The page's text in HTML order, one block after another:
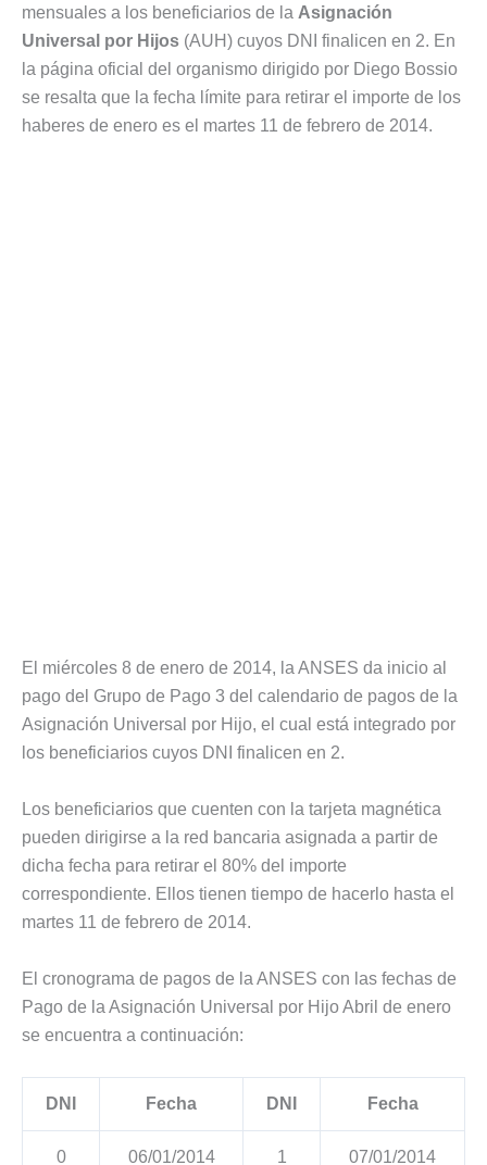
mensuales a los beneficiarios de la Asignación
Universal por Hijos (AUH) cuyos DNI finalicen en 2. En
la página oficial del organismo dirigido por Diego Bossio
se resalta que la fecha límite para retirar el importe de los
haberes de enero es el martes 11 de febrero de 2014.
El miércoles 8 de enero de 2014, la ANSES da inicio al
pago del Grupo de Pago 3 del calendario de pagos de la
Asignación Universal por Hijo, el cual está integrado por
los beneficiarios cuyos DNI finalicen en 2.
Los beneficiarios que cuenten con la tarjeta magnética
pueden dirigirse a la red bancaria asignada a partir de
dicha fecha para retirar el 80% del importe
correspondiente. Ellos tienen tiempo de hacerlo hasta el
martes 11 de febrero de 2014.
El cronograma de pagos de la ANSES con las fechas de
Pago de la Asignación Universal por Hijo Abril de enero
se encuentra a continuación:
DNI Fecha DNI Fecha
0 06/01/2014 1 07/01/2014